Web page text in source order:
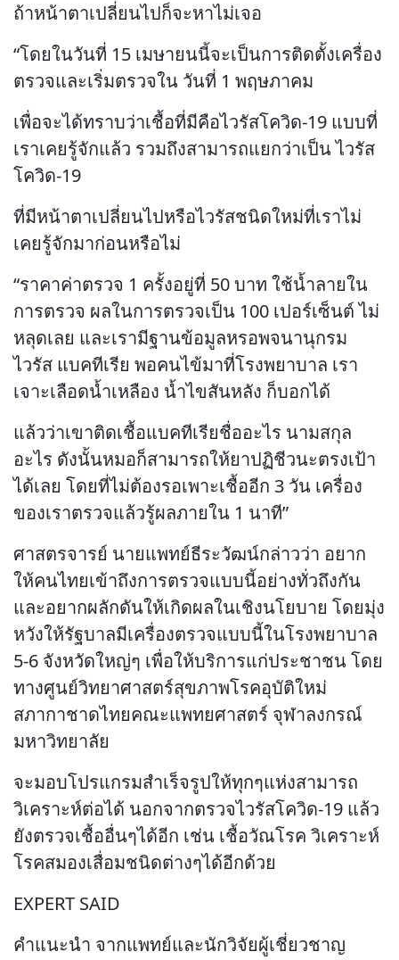
ถ้าหน้าตาเปลี่ยนไปก็จะหาไม่เจอ
“โดยในวันที่ 15 เมษายนนี้จะเป็นการติดตั้งเครื่อง
ตรวจและเริ่มตรวจใน วันที่ 1 พฤษภาคม
เพื่อจะได้ทราบว่าเชื้อที่มีคือไวรัสโควิด-19 แบบที่
เราเคยรู้จักแล้ว รวมถึงสามารถแยกว่าเป็น ไวรัส
โควิด-19
ที่มีหน้าตาเปลี่ยนไปหรือไวรัสชนิดใหม่ที่เราไม่
เคยรู้จักมาก่อนหรือไม่
“ราคาค่าตรวจ 1 ครั้งอยู่ที่ 50 บาท ใช้น้ำลายใน
การตรวจ ผลในการตรวจเป็น 100 เปอร์เซ็นต์ ไม่
หลุดเลย และเรามีฐานข้อมูลหรอพจนานุกรม
ไวรัส แบคทีเรีย พอคนไข้มาที่โรงพยาบาล เรา
เจาะเลือดน้ำเหลือง น้ำไขสันหลัง ก็บอกได้
แล้วว่าเขาติดเชื้อแบคทีเรียชื่ออะไร นามสกุล
อะไร ดังนั้นหมอก็สามารถให้ยาปฏิชีวนะตรงเป้า
ได้เลย โดยที่ไม่ต้องรอเพาะเชื้ออีก 3 วัน เครื่อง
ของเราตรวจแล้วรู้ผลภายใน 1 นาที”
ศาสตรจารย์ นายแพทย์ธีระวัฒน์กล่าวว่า อยาก
ให้คนไทยเข้าถึงการตรวจแบบนี้อย่างทั่วถึงกัน
และอยากผลักดันให้เกิดผลในเชิงนโยบาย โดยมุ่ง
หวังให้รัฐบาลมีเครื่องตรวจแบบนี้ในโรงพยาบาล
5-6 จังหวัดใหญ่ๆ เพื่อให้บริการแก่ประชาชน โดย
ทางศูนย์วิทยาศาสตร์สุขภาพโรคอุบัติใหม่
สภากาชาดไทยคณะแพทยศาสตร์ จุฬาลงกรณ์
มหาวิทยาลัย
จะมอบโปรแกรมสำเร็จรูปให้ทุกๆแห่งสามารถ
วิเคราะห์ต่อได้ นอกจากตรวจไวรัสโควิด-19 แล้ว
ยังตรวจเชื้ออื่นๆได้อีก เช่น เชื้อวัณโรค วิเคราะห์
โรคสมองเสื่อมชนิดต่างๆได้อีกด้วย
EXPERT SAID
คำแนะนำ จากแพทย์และนักวิจัยผู้เชี่ยวชาญ